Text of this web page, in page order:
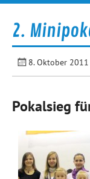
2.
8. Oktober 2011
Pokalsieg